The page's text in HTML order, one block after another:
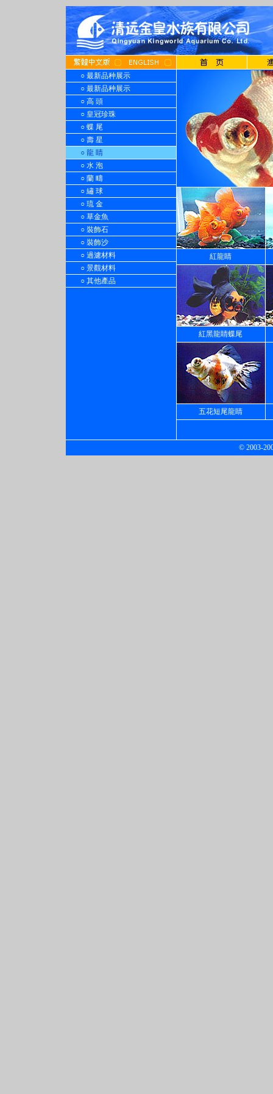
○ 最新品种展示
○ 最新品种展示
○ 高 頭
○ 皇冠珍珠
○ 蝶 尾
○ 壽 星
○ 龍 睛
○ 水 泡
○ 蘭 疇
○ 繡 球
○ 琉 金
○ 草金魚
○ 裝飾石
○ 裝飾沙
○ 過濾材料
○ 景觀材料
○ 其他產品
紅龍睛
紅黑龍睛蝶尾
五花短尾龍睛
© 2003-